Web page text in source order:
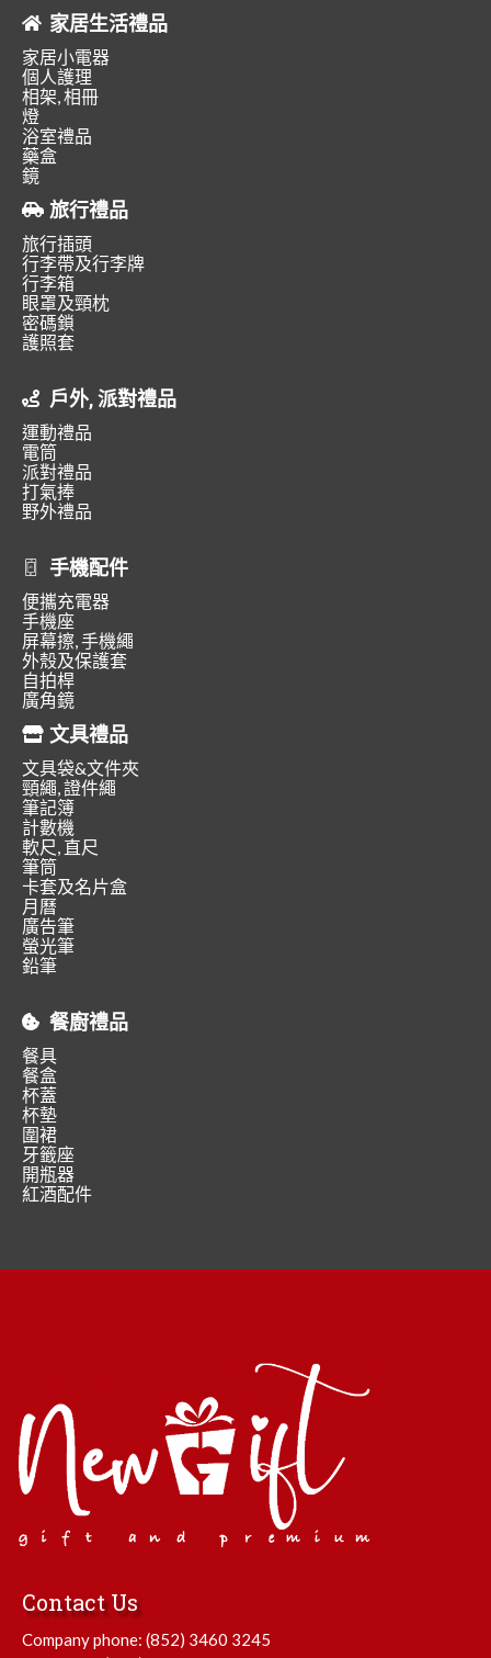
家居生活禮品
家居小電器
個人護理
相架, 相冊
燈
浴室禮品
藥盒
鏡
旅行禮品
旅行插頭
行李帶及行李牌
行李箱
眼罩及頸枕
密碼鎖
護照套
戶外, 派對禮品
運動禮品
電筒
派對禮品
打氣捧
野外禮品
手機配件
便攜充電器
手機座
屏幕擦, 手機繩
外殼及保護套
自拍桿
廣角鏡
文具禮品
文具袋&文件夾
頸繩, 證件繩
筆記簿
計數機
軟尺, 直尺
筆筒
卡套及名片盒
月曆
廣告筆
螢光筆
鉛筆
餐廚禮品
餐具
餐盒
杯蓋
杯墊
圍裙
牙籤座
開瓶器
紅酒配件
Contact Us
Company phone: (852) 3460 3245